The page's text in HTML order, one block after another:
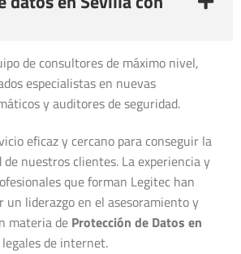
de consultores de máximo nivel,
especialistas en nuevas
y auditores de seguridad.
eficaz y cercano para conseguir la
nuestros clientes. La experiencia y
que forman Legitec han
un liderazgo en el asesoramiento y
materia de Protección de Datos en
de internet.